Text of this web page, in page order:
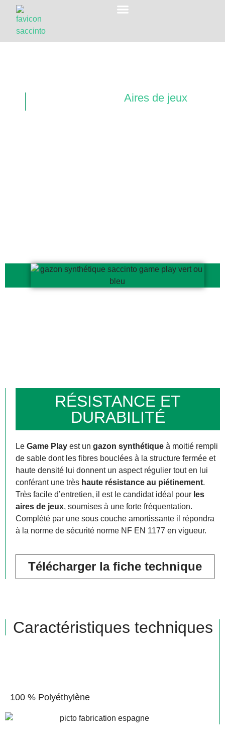
Aires de jeux
RÉSISTANCE ET
DURABILITÉ
Le Game Play est un gazon synthétique à moitié rempli
de sable dont les fibres bouclées à la structure fermée et
haute densité lui donnent un aspect régulier tout en lui
conférant une très haute résistance au piétinement.
Très facile d’entretien, il est le candidat idéal pour les
aires de jeux, soumises à une forte fréquentation.
Complété par une sous couche amortissante il répondra
à la norme de sécurité norme NF EN 1177 en vigueur.
Télécharger la fiche technique
Caractéristiques techniques
100 % Polyéthylène